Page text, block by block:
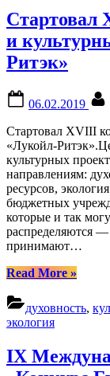
в
сфере
Стартовал
и
Ритэк»
on
06.02.2019
Стартовал XVIII
«Лукойл-
культурных
направлениям:
ресурсов,
бюджетных
которые и так
распределяются
принимают…
Read More »
духовность,
экология
IX